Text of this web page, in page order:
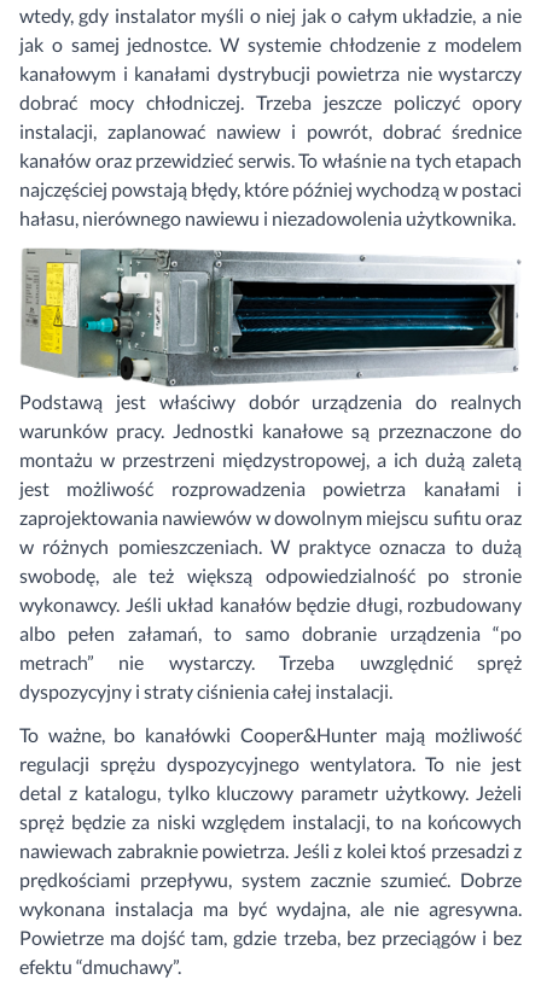
wtedy, gdy instalator myśli o niej jak o całym układzie, a nie
jak o samej jednostce. W systemie chłodzenie z modelem
kanałowym i kanałami dystrybucji powietrza nie wystarczy
dobrać mocy chłodniczej. Trzeba jeszcze policzyć opory
instalacji, zaplanować nawiew i powrót, dobrać średnice
kanałów oraz przewidzieć serwis. To właśnie na tych etapach
najczęściej powstają błędy, które później wychodzą w postaci
hałasu, nierównego nawiewu i niezadowolenia użytkownika.
Podstawą jest właściwy dobór urządzenia do realnych
warunków pracy. Jednostki kanałowe są przeznaczone do
montażu w przestrzeni międzystropowej, a ich dużą zaletą
jest możliwość rozprowadzenia powietrza kanałami i
zaprojektowania nawiewów w dowolnym miejscu sufitu oraz
w różnych pomieszczeniach. W praktyce oznacza to dużą
swobodę, ale też większą odpowiedzialność po stronie
wykonawcy. Jeśli układ kanałów będzie długi, rozbudowany
albo pełen załamań, to samo dobranie urządzenia “po
metrach” nie wystarczy. Trzeba uwzględnić spręż
dyspozycyjny i straty ciśnienia całej instalacji.
To ważne, bo kanałówki Cooper&Hunter mają możliwość
regulacji sprężu dyspozycyjnego wentylatora. To nie jest
detal z katalogu, tylko kluczowy parametr użytkowy. Jeżeli
spręż będzie za niski względem instalacji, to na końcowych
nawiewach zabraknie powietrza. Jeśli z kolei ktoś przesadzi z
prędkościami przepływu, system zacznie szumieć. Dobrze
wykonana instalacja ma być wydajna, ale nie agresywna.
Powietrze ma dojść tam, gdzie trzeba, bez przeciągów i bez
efektu “dmuchawy”.